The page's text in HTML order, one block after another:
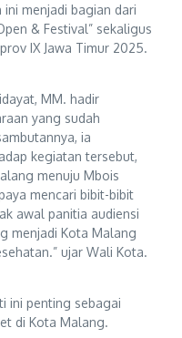
menjadi bagian dari
& Festival” sekaligus
IX Jawa Timur 2025.
MM. hadir
yang sudah
ia
kegiatan tersebut,
menuju Mbois
mencari bibit-bibit
awal panitia audiensi
menjadi Kota Malang
ujar Wali Kota.
ini penting sebagai
di Kota Malang.